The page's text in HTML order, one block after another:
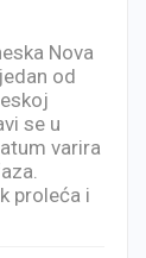
Nova
od
se u
varira
proleća i